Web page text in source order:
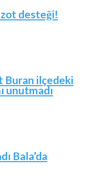
desteği!
Buran ilçedeki
unutmadı
Bala’da